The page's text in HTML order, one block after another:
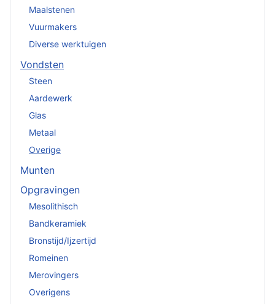
Maalstenen
Vuurmakers
Diverse werktuigen
Vondsten
Steen
Aardewerk
Glas
Metaal
Overige
Munten
Opgravingen
Mesolithisch
Bandkeramiek
Bronstijd/Ijzertijd
Romeinen
Merovingers
Overigens